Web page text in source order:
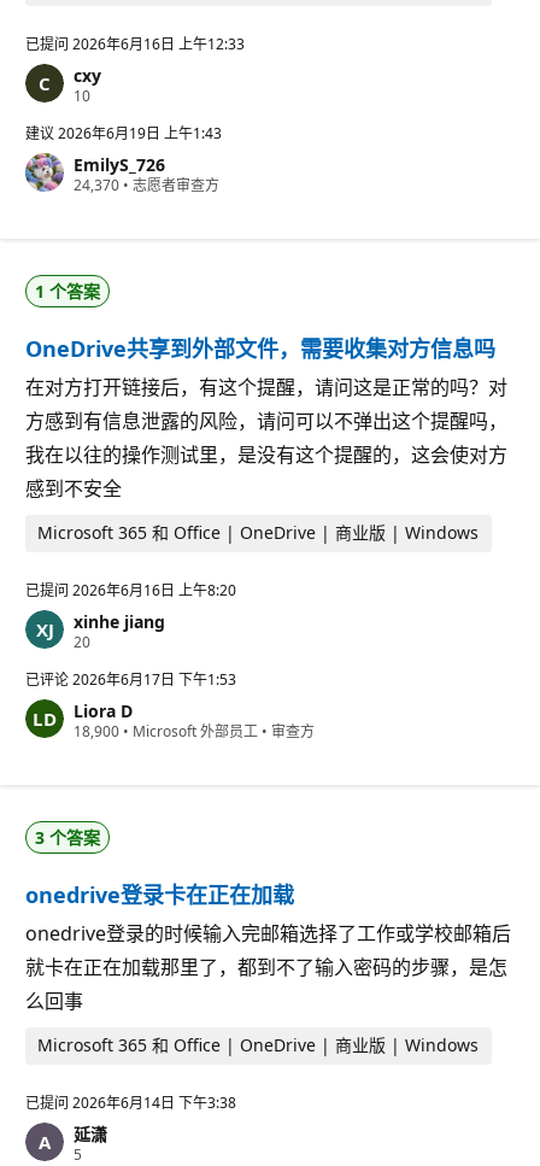
已提问 2026年6月16日 上午12:33
cxy
10信
分
建议 2026年6月19日 上午1:43
EmilyS_726
24,370 信
• 志愿者审查方
1 个答案
OneDrive共享到外部文件，需要收集对方信息吗
在对方打开链接后，有这个提醒，请问这是正常的吗？对
方感到有信息泄露的风险，请问可以不弹出这个提醒吗，
我在以往的操作测试里，是没有这个提醒的，这会使对方
感到不安全
Microsoft 365 和 Office | OneDrive | 商业版 | Windows
已提问 2026年6月16日 上午8:20
xinhe jiang
20信
分
已评论2026年6月17日 下午1:53
Liora D
18,900 信
• Microsoft 外部员工 • 审查方
3 个答案
onedrive登录卡在正在加载
onedrive登录的时候输入完邮箱选择了工作或学校邮箱后
就卡在正在加载那里了，都到不了输入密码的步骤，是怎
么回事
Microsoft 365 和 Office | OneDrive | 商业版 | Windows
已提问 2026年6月14日 下午3:38
延潇
5